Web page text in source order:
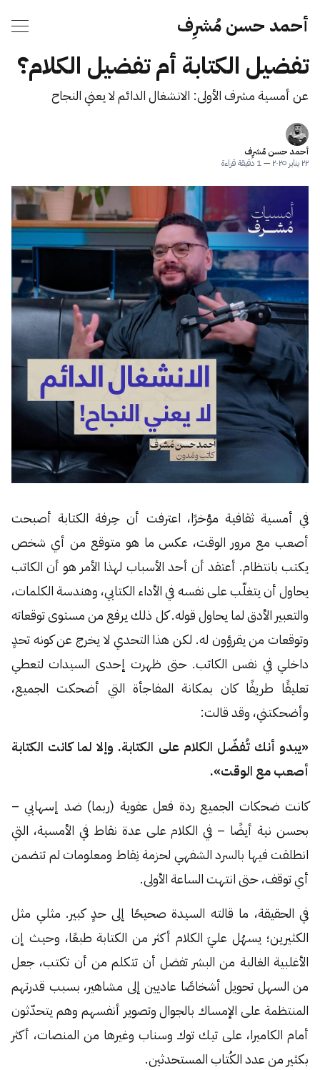
أحمد حسن مُشرِف
تفضيل الكتابة أم تفضيل الكلام؟
عن أمسية مشرف الأولى: الانشغال الدائم لا يعني النجاح
أحمد حسن مُشرِف
٢٢ يناير ٢٠٢٥
—1 دقيقة قراءة
في أمسية ثقافية مؤخرًا، اعترفت أن حِرفة الكتابة أصبحت
أصعب مع مرور الوقت، عكس ما هو متوقع من أي شخص
يكتب بانتظام. أعتقد أن أحد الأسباب لهذا الأمر هو أن الكاتب
يحاول أن يتغلّب على نفسه في الأداء الكتابي، وهندسة الكلمات،
والتعبير الأدق لما يحاول قوله. كل ذلك يرفع من مستوى توقعاته
وتوقعات من يقرؤون له. لكن هذا التحدي لا يخرج عن كونه تحدٍ
داخلي في نفس الكاتب. حتى ظهرت إحدى السيدات لتعطي
تعليقًا طريفًا كان بمكانة المفاجأة التي أضحكت الجميع،
وأضحكتني، وقد قالت:
«يبدو أنك تُفضّل الكلام على الكتابة. وإلا لما كانت الكتابة
أصعب مع الوقت».
كانت ضحكات الجميع ردة فعل عفوية (ربما) ضد إسهابي –
بحسن نية أيضًا – في الكلام على عدة نقاط في الأمسية، التي
انطلقت فيها بالسرد الشفهي لحزمة نِقاط ومعلومات لم تتضمن
أي توقف، حتى انتهت الساعة الأولى.
في الحقيقة، ما قالته السيدة صحيحًا إلى حدٍ كبير. مثلي مثل
الكثيرين؛ يسهُل عليَ الكلام أكثر من الكتابة طبعًا، وحيث إن
الأغلبية الغالبة من البشر تفضل أن تتكلم من أن تكتب، جعل
من السهل تحويل أشخاصًا عاديين إلى مشاهير، بسبب قدرتهم
المنتظمة على الإمساك بالجوال وتصوير أنفسهم وهم يتحدّثون
أمام الكاميرا، على تيك توك وسناب وغيرها من المنصات، أكثر
بكثير من عدد الكُتاب المستحدثين.